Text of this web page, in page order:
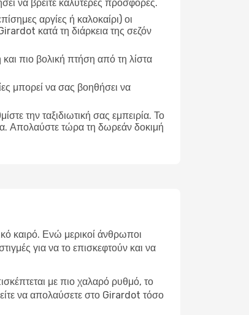
να βρείτε καλύτερες προσφορές.
αργίες ή καλοκαίρι) οι
κατά τη διάρκεια της σεζόν
και πιο βολική πτήση από τη λίστα
μπορεί να σας βοηθήσει να
την ταξιδιωτική σας εμπειρία. Το
Απολαύστε τώρα τη δωρεάν δοκιμή
καιρό. Ενώ μερικοί άνθρωποι
για να το επισκεφτούν και να
με πιο χαλαρό ρυθμό, το
να απολαύσετε στο Girardot τόσο